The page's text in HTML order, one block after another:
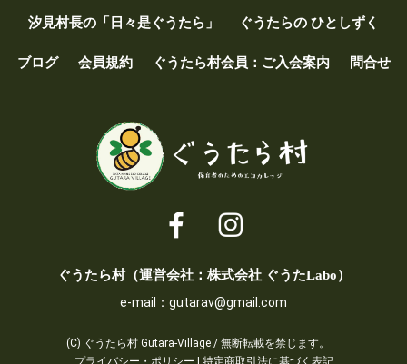
汐見村長の「日々是ぐうたら」 ぐうたらの ひとしずく
ブログ 会員規約 ぐうたら村会員：ご入会案内 問合せ
ぐうたら村（運営会社：株式会社 ぐうたLabo）
e-mail： gutarav@gmail.com
(C) ぐうたら村 Gutara-Village / 無断転載を禁じます。
プライバシー・ポリシー | 特定商取引法に基づく表記